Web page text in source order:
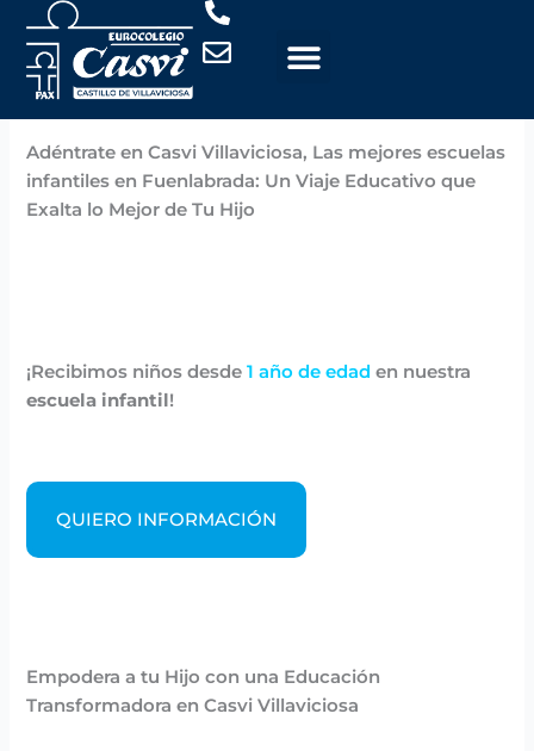
contenido
Por
Casvi/noviembre 6, 2024
Adéntrate en Casvi Villaviciosa, Las mejores escuelas
infantiles en Fuenlabrada: Un Viaje Educativo que
Exalta lo Mejor de Tu Hijo
¡Recibimos niños desde1 año de edad en nuestra
escuela infantil!
QUIERO INFORMACIÓN
Empodera a tu Hijo con una Educación
Transformadora en Casvi Villaviciosa